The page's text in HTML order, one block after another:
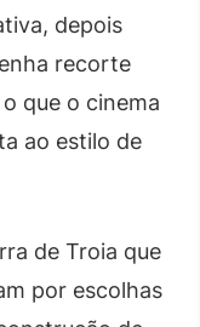
depois
recorte
que o cinema
ao estilo de
de Troia que
por escolhas